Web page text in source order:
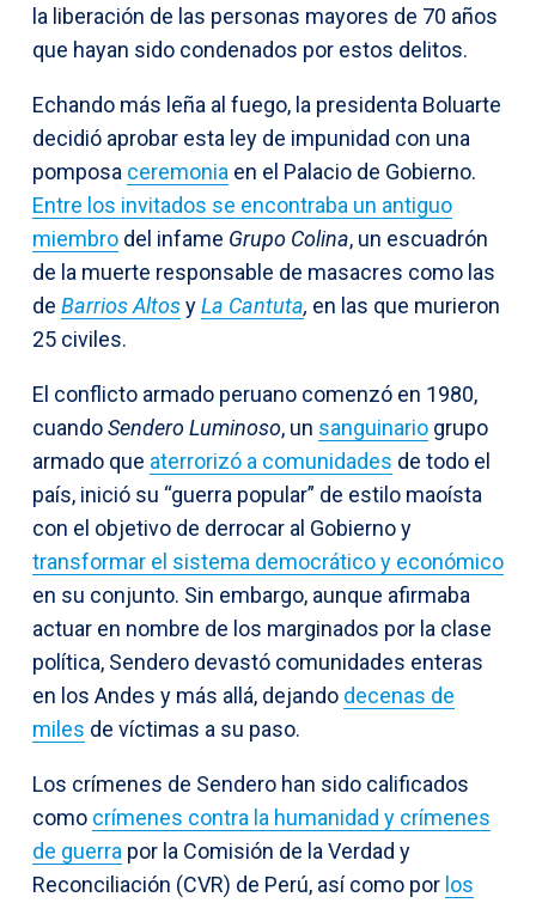
la liberación de las personas mayores de 70 años
que hayan sido condenados por estos delitos.
Echando más leña al fuego, la presidenta Boluarte
decidió aprobar esta ley de impunidad con una
pomposa ceremonia en el Palacio de Gobierno.
Entre los invitados se encontraba un antiguo
miembro del infame Grupo Colina, un escuadrón
de la muerte responsable de masacres como las
de Barrios AltosyLa Cantuta, en las que murieron
25 civiles.
El conflicto armado peruano comenzó en 1980,
cuandoSendero Luminoso, un sanguinario grupo
armado que aterrorizó a comunidades de todo el
país, inició su “guerra popular” de estilo maoísta
con el objetivo de derrocar al Gobierno y
transformar el sistema democrático y económico
en su conjunto. Sin embargo, aunque afirmaba
actuar en nombre de los marginados por la clase
política, Sendero devastó comunidades enteras
en los Andes y más allá, dejando decenas de
miles de víctimas a su paso.
Los crímenes de Sendero han sido calificados
como crímenes contra la humanidad y crímenes
de guerra por la Comisión de la Verdad y
Reconciliación (CVR) de Perú, así como por los